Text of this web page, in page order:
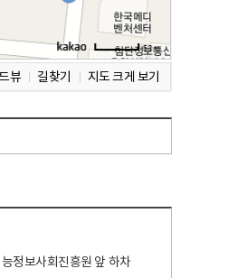
뷰 길찾기 지도 크게 보기
정보사회진흥원 앞 하차